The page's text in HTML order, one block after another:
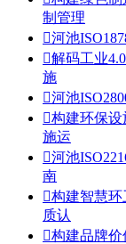
制管理
河池
解码工业
施
河池
构建环保设
施运
河池
南
构建智慧环
质认
构建品牌价